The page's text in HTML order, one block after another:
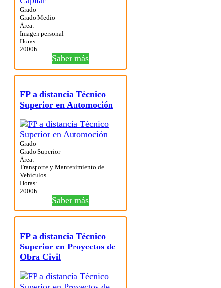
Grado:
Grado Medio
Área:
Imagen personal
Horas:
2000h
Saber más
FP a distancia Técnico
Superior en Automoción
Grado:
Grado Superior
Área:
Transporte y Mantenimiento de
Vehículos
Horas:
2000h
Saber más
FP a distancia Técnico
Superior en Proyectos de
Obra Civil